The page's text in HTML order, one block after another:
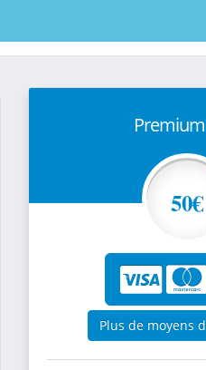
50€
Plus de moyens